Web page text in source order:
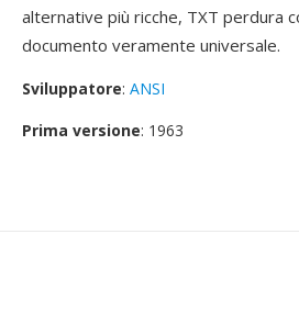
alternative più ricche, TXT perdura
documento veramente universale.
Sviluppatore: ANSI
Prima versione: 1963